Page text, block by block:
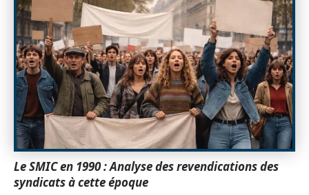
Le SMIC en 1990 : Analyse des revendications des
syndicats à cette époque